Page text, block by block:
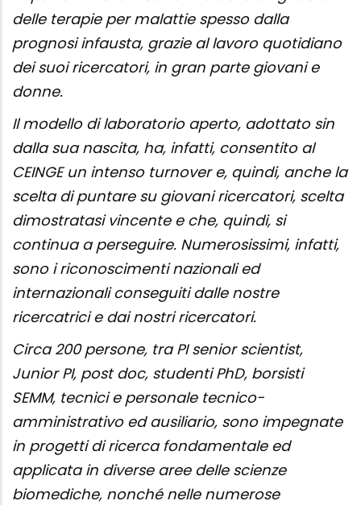
delle terapie per malattie spesso dalla
prognosi infausta, grazie al lavoro quotidiano
dei suoi ricercatori, in gran parte giovani e
donne.
Il modello di laboratorio aperto, adottato sin
dalla sua nascita, ha, infatti, consentito al
CEINGE un intenso turnover e, quindi, anche la
scelta di puntare su giovani ricercatori, scelta
dimostratasi vincente e che, quindi, si
continua a perseguire. Numerosissimi, infatti,
sono i riconoscimenti nazionali ed
internazionali conseguiti dalle nostre
ricercatrici e dai nostri ricercatori.
Circa 200 persone, tra PI senior scientist,
Junior PI, post doc, studenti PhD, borsisti
SEMM, tecnici e personale tecnico-
amministrativo ed ausiliario, sono impegnate
in progetti di ricerca fondamentale ed
applicata in diverse aree delle scienze
biomediche, nonché nelle numerose